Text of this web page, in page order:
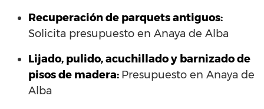
Recuperación de parquets antiguos:
Solicita presupuesto en Anaya de Alba
Lijado, pulido, acuchillado y barnizado de
pisos de madera: Presupuesto en Anaya de
Alba